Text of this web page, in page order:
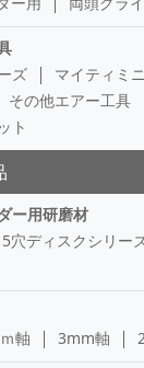
ズ
マイティミ
その他エアー工具
ト
ー用研磨材
穴ディスクシリー
軸 3mm軸